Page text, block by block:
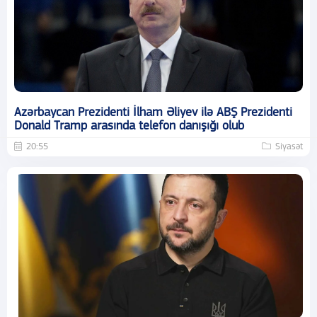
Azərbaycan Prezidenti İlham Əliyev ilə ABŞ Prezidenti
Donald Tramp arasında telefon danışığı olub
20:55 Siyasət